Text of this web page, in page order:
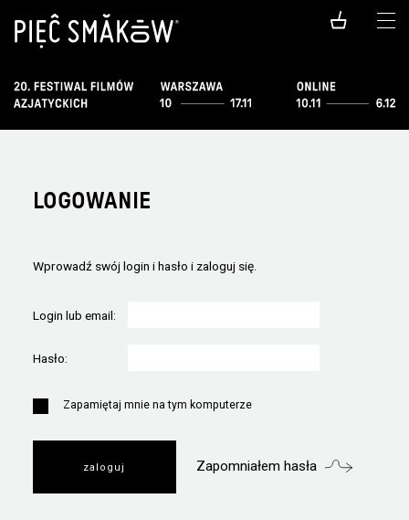
LOGOWANIE
Wprowadź swój login i hasło i zaloguj się.
Login lub email:
Hasło:
Zapamiętaj mnie na tym komputerze
Zapomniałem hasła